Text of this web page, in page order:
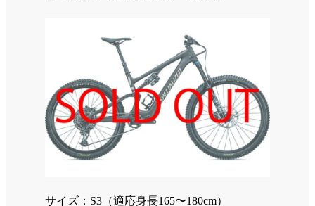
サイズ：S3（適応身長165〜180cm）